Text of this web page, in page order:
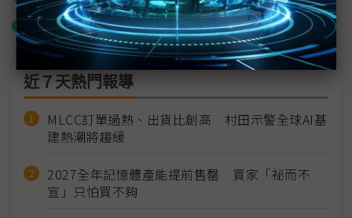
什麼是「關鍵字追蹤」
近７天熱門報導
MLCC訂單過熱、出貨比創高 村田示警全球AI基
建熱潮將趨緩
2027全年記憶體產能提前售罄 買家「祕而不
宣」只怕買不夠